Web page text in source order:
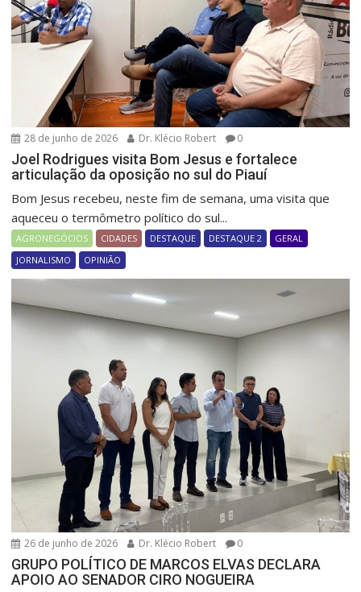
28 de junho de 2026 Dr. Klécio Robert 0
Joel Rodrigues visita Bom Jesus e fortalece
articulação da oposição no sul do Piauí
Bom Jesus recebeu, neste fim de semana, uma visita que
aqueceu o termômetro político do sul...
AGRONEGÓCIOS CIDADES DESTAQUE DESTAQUE 2
GERAL
JORNALISMO
OPINIÃO
26 de junho de 2026 Dr. Klécio Robert 0
GRUPO POLÍTICO DE MARCOS ELVAS DECLARA
APOIO AO SENADOR CIRO NOGUEIRA